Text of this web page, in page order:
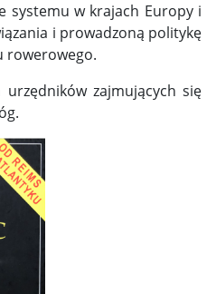
systemu w krajach Europy i
i prowadzoną politykę
rowerowego.
urzędników zajmujących się